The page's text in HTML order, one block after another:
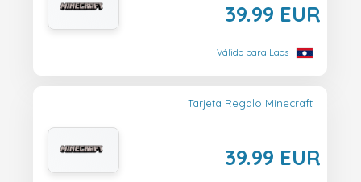
39.99 EUR
Válido para Laos
Tarjeta Regalo Minecraft
39.99 EUR